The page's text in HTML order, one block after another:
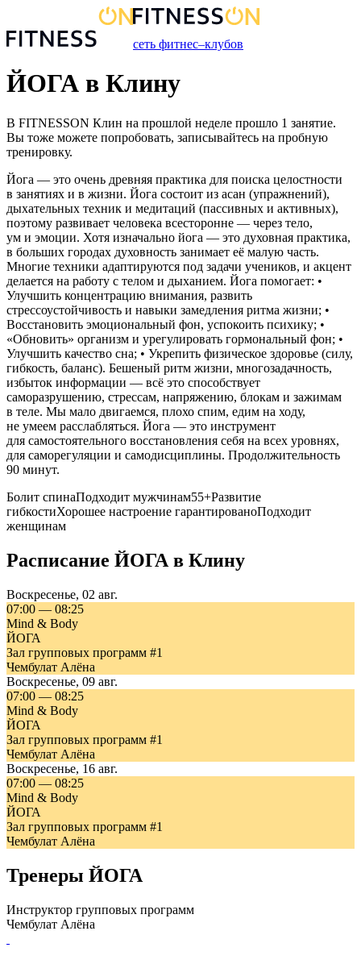
сеть фитнес–клубов
ЙОГА в Клину
В FITNESSON Клин на прошлой неделе прошло 1 занятие.
Вы тоже можете попробовать, записывайтесь на пробную
тренировку.
Йога — это очень древняя практика для поиска целостности
в занятиях и в жизни. Йога состоит из асан (упражнений),
дыхательных техник и медитаций (пассивных и активных),
поэтому развивает человека всесторонне — через тело,
ум и эмоции. Хотя изначально йога — это духовная практика,
в больших городах духовность занимает её малую часть.
Многие техники адаптируются под задачи учеников, и акцент
делается на работу с телом и дыханием. Йога помогает: •
Улучшить концентрацию внимания, развить
стрессоустойчивость и навыки замедления ритма жизни; •
Восстановить эмоциональный фон, успокоить психику; •
«Обновить» организм и урегулировать гормональный фон; •
Улучшить качество сна; • Укрепить физическое здоровье (силу,
гибкость, баланс). Бешеный ритм жизни, многозадачность,
избыток информации — всё это способствует
саморазрушению, стрессам, напряжению, блокам и зажимам
в теле. Мы мало двигаемся, плохо спим, едим на ходу,
не умеем расслабляться. Йога — это инструмент
для самостоятельного восстановления себя на всех уровнях,
для саморегуляции и самодисциплины. Продолжительность
90 минут.
Болит спинаПодходит мужчинам55+Развитие
гибкостиХорошее настроение гарантированоПодходит
женщинам
Расписание ЙОГА в Клину
Воскресенье, 02 авг.
07:00 — 08:25
Mind & Body
ЙОГА
Зал групповых программ #1
Чембулат Алёна
Воскресенье, 09 авг.
07:00 — 08:25
Mind & Body
ЙОГА
Зал групповых программ #1
Чембулат Алёна
Воскресенье, 16 авг.
07:00 — 08:25
Mind & Body
ЙОГА
Зал групповых программ #1
Чембулат Алёна
Тренеры ЙОГА
Инструктор групповых программ
Чембулат Алёна